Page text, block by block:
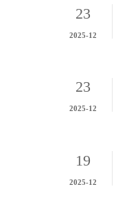
23
2025-12
23
2025-12
19
2025-12